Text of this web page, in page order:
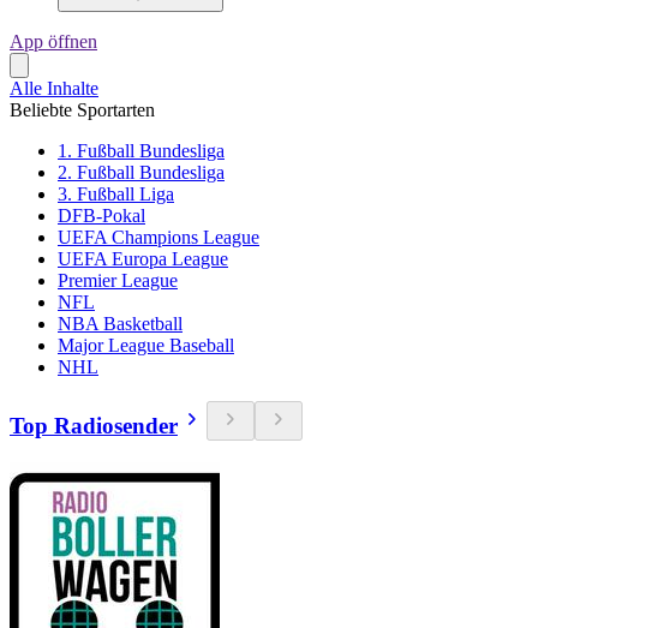
App öffnen
Alle Inhalte
Beliebte Sportarten
1. Fußball Bundesliga
2. Fußball Bundesliga
3. Fußball Liga
DFB-Pokal
UEFA Champions League
UEFA Europa League
Premier League
NFL
NBA Basketball
Major League Baseball
NHL
Top Radiosender